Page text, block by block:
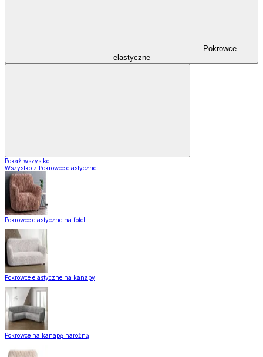
Pokrowce
elastyczne
Pokaż wszystko
Wszystko z Pokrowce elastyczne
Pokrowce elastyczne na fotel
Pokrowce elastyczne na kanapy
Pokrowce na kanapę narożną